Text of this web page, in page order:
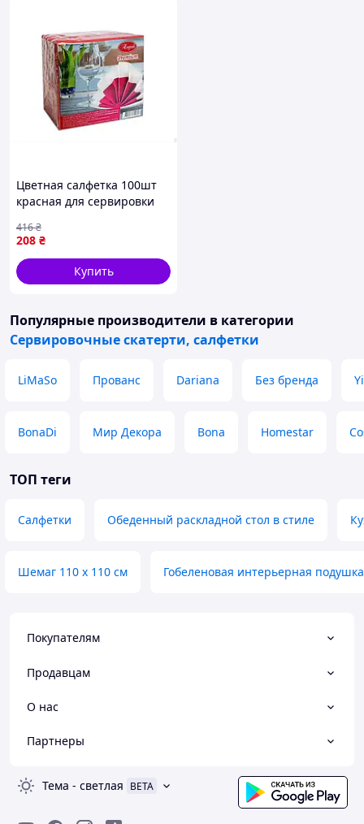
Цветная салфетка 100шт
красная для сервировки
два слоя
208 ₴
416₴
Купить
Популярные производители в категории
Сервировочные скатерти, салфетки
LiMaSo Прованс Dariana Без бренда
BonaDi Мир Декора Bona Homestar
ТОП теги
Салфетки Обеденный раскладной стол в стиле
Шемаг 110 х 110 см Гобеленовая интерьерная
Покупателям
Продавцам
О нас
Партнеры
Тема - светлая BETA